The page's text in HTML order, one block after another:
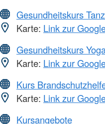
Gesundheitskurs
Karte: Link zur
Gesundheitskurs
Karte: Link zur
Kurs
Karte: Link zur
Kursangebote